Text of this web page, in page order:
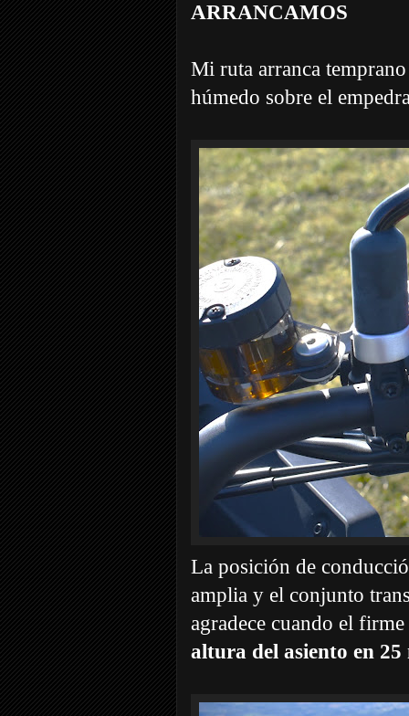
ARRANCAMOS
Mi ruta arranca
húmedo sobre el
La posición de
amplia y el conjunto
agradece cuando el
altura del asiento en 25